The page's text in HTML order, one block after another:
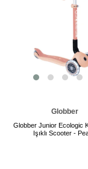
Globber
Globber Junior Ecologic
Işıklı Scooter -